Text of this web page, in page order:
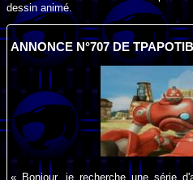
dessin animé.
ANNONCE N°707 DE
« Bonjour, je recherche une série